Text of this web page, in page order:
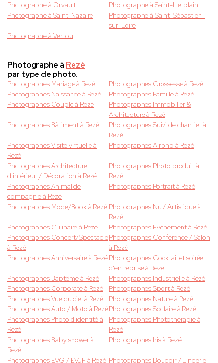
Photographe à Orvault
Photographe à Saint-Herblain
Photographe à Saint-Nazaire
Photographe à Saint-Sébastien-
sur-Loire
Photographe à Vertou
Photographe à Rezé
par type de photo.
Photographes Mariage à Rezé
Photographes Grossesse à Rezé
Photographes Naissance à Rezé
Photographes Famille à Rezé
Photographes Couple à Rezé
Photographes Immobilier &
Architecture à Rezé
Photographes Bâtiment à Rezé
Photographes Suivi de chantier à
Rezé
Photographes Visite virtuelle à
Rezé
Photographes Airbnb à Rezé
Photographes Architecture
d'intérieur / Décoration à Rezé
Photographes Photo produit à
Rezé
Photographes Animal de
compagnie à Rezé
Photographes Portrait à Rezé
Photographes Mode/Book à Rezé Photographes Nu / Artistique à
Rezé
Photographes Culinaire à Rezé
Photographes Evènement à Rezé
Photographes Concert/Spectacle
à Rezé
Photographes Conférence / Salon
à Rezé
Photographes Anniversaire à Rezé Photographes Cocktail et soirée
d'entreprise à Rezé
Photographes Baptême à Rezé
Photographes Industrielle à Rezé
Photographes Corporate à Rezé
Photographes Sport à Rezé
Photographes Vue du ciel à Rezé
Photographes Nature à Rezé
Photographes Auto / Moto à RezéPhotographes Scolaire à Rezé
Photographes Photo d'identité à
Rezé
Photographes Photothérapie à
Rezé
Photographes Baby shower à
Rezé
Photographes Iris à Rezé
Photographes EVG / EVJF à Rezé Photographes Boudoir / Lingerie